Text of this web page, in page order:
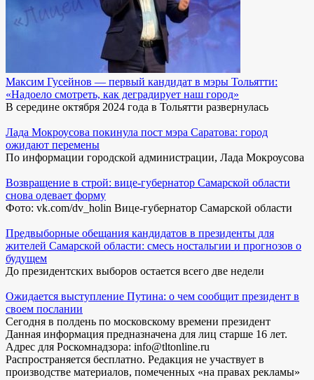
Максим Гусейнов — первый кандидат в мэры Тольятти:
«Надоело смотреть, как деградирует наш город»
В середине октября 2024 года в Тольятти развернулась
Лада Мокроусова покинула пост мэра Саратова: город
ожидают перемены
По информации городской администрации, Лада Мокроусова
Возвращение в строй: вице-губернатор Самарской области
снова одевает форму
Фото: vk.com/dv_holin Вице-губернатор Самарской области
Предвыборные обещания кандидатов в президенты для
жителей Самарской области: смесь ностальгии и прогнозов о
будущем
До президентских выборов остается всего две недели
Ожидается выступление Путина: о чем сообщит президент в
своем послании
Сегодня в полдень по московскому времени президент
Данная информация предназначена для лиц старше 16 лет.
Адрес для Роскомнадзора: info@tltonline.ru
Распространяется бесплатно. Редакция не участвует в
производстве материалов, помеченных «на правах рекламы»